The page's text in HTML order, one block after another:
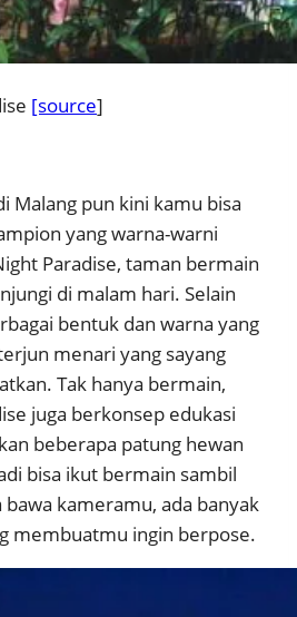
[source]
Malang pun kini kamu bisa
yang warna-warni
Paradise, taman bermain
di malam hari. Selain
bentuk dan warna yang
menari yang sayang
Tak hanya bermain,
juga berkonsep edukasi
beberapa patung hewan
bisa ikut bermain sambil
bawa kameramu, ada banyak
membuatmu ingin berpose.